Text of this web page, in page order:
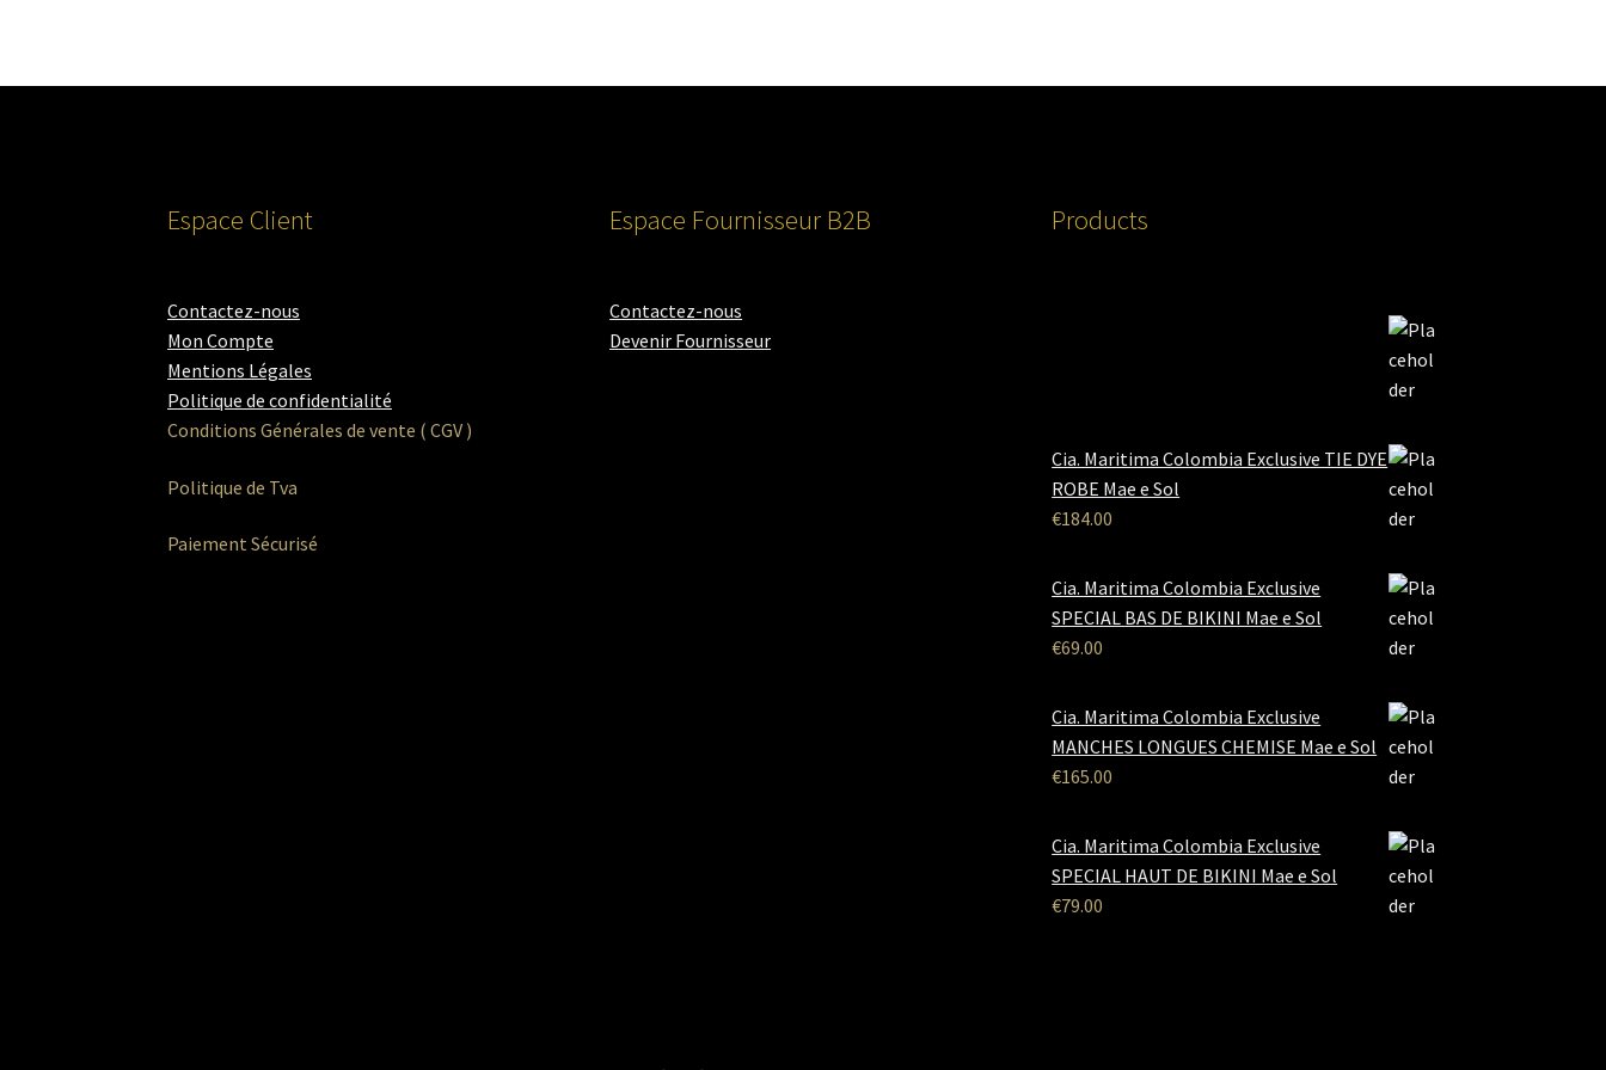
Espace Client
Contactez-nous
Mon Compte
Mentions Légales
Politique de confidentialité
Conditions Générales de vente ( CGV )
Politique de Tva
Paiement Sécurisé
Espace Fournisseur B2B
Contactez-nous
Devenir Fournisseur
Products
Cia. Maritima Colombia Exclusive TIE DYE
ROBE Mae e Sol
€184.00
Cia. Maritima Colombia Exclusive
SPECIAL BAS DE BIKINI Mae e Sol
€69.00
Cia. Maritima Colombia Exclusive
MANCHES LONGUES CHEMISE Mae e Sol
€165.00
Cia. Maritima Colombia Exclusive
SPECIAL HAUT DE BIKINI Mae e Sol
€79.00